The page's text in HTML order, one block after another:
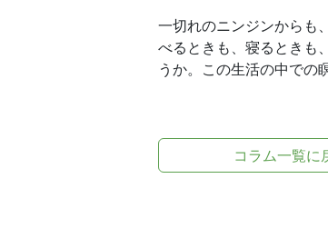
一切れのニンジンからも
べるときも、寝るときも
うか。この生活の中での
コラム一覧に